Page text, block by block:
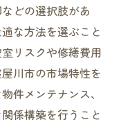
どの選択肢があ
な方法を選ぶこと
リスクや修繕費用
川市の市場特性を
件メンテナンス、
係構築を行うこと